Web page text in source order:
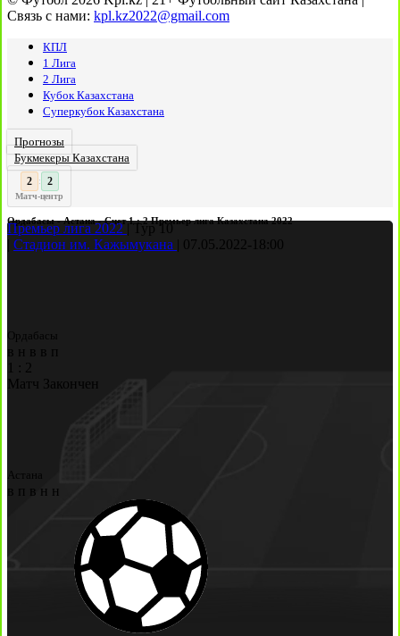
Связь с нами: kpl.kz2022@gmail.com
КПЛ
1 Лига
2 Лига
Кубок Казахстана
Суперкубок Казахстана
Прогнозы
Букмекеры Казахстана
3 : 2
Матч-центр
Ордабасы - Астана - Счет 1 : 2 Премьер лига Казахстана 2022
Премьер лига 2022
Тур 10
Стадион им. Кажымукана 07.05.2022- 18:00
Ордабасы
в н в в
п
1
2
Матч Закончен
Астана
в п в н н